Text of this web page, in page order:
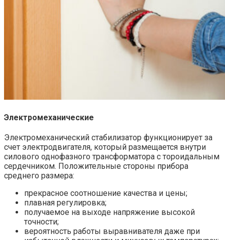
Электромеханические
Электромеханический стабилизатор функционирует за
счет электродвигателя, который размещается внутри
силового однофазного трансформатора с тороидальным
сердечником. Положительные стороны прибора
среднего размера:
прекрасное соотношение качества и цены;
плавная регулировка;
получаемое на выходе напряжение высокой
точности;
вероятность работы выравнивателя даже при